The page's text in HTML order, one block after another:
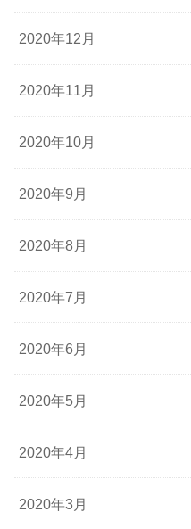
2020年12月
2020年11月
2020年10月
2020年9月
2020年8月
2020年7月
2020年6月
2020年5月
2020年4月
2020年3月